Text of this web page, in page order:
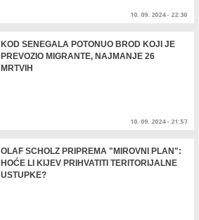
10. 09. 2024 - 22:30
KOD SENEGALA POTONUO BROD KOJI JE
PREVOZIO MIGRANTE, NAJMANJE 26
MRTVIH
10. 09. 2024 - 21:57
OLAF SCHOLZ PRIPREMA "MIROVNI PLAN":
HOĆE LI KIJEV PRIHVATITI TERITORIJALNE
USTUPKE?